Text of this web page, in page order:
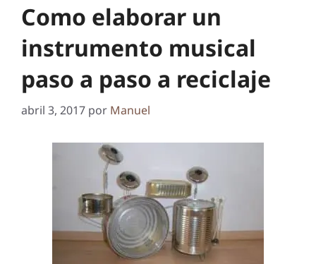
Como elaborar un
instrumento musical
paso a paso a reciclaje
abril 3, 2017 por Manuel